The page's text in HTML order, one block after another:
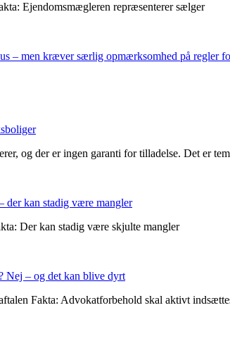
Ejendomsmægleren repræsenterer sælger
– men kræver særlig opmærksomhed på regler
og der er ingen garanti for tilladelse. Det er
der kan stadig være mangler
Der kan stadig være skjulte mangler
Nej – og det kan blive dyrt
Fakta: Advokatforbehold skal aktivt